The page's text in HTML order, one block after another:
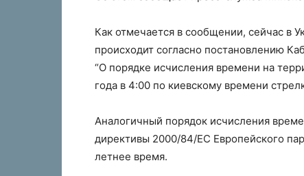
Как отмечается в сообщении, сейчас в
происходит согласно постановлению
“О порядке исчисления времени на
года в 4:00 по киевскому времени
Аналогичный порядок исчисления
директивы 2000/84/ЕС Европейского
летнее время.